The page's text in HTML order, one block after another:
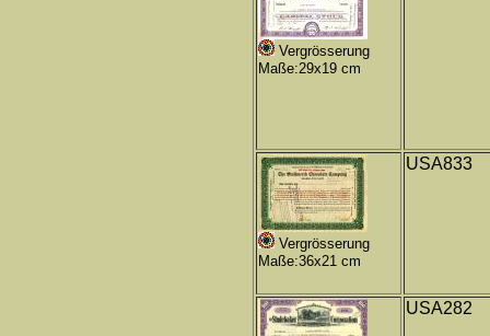
Vergrösserung
Maße:29x19 cm
Vergrösserung
Maße:36x21 cm
USA833
USA282